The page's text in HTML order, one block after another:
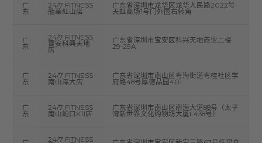
广
东
24/7 FITNESS
龍華紅山店
广东省深圳市龙华区龙华人民路2022号
天虹商场1号门外围右转角
广
东
24/7 FITNESS
寶安科興天地
店
广东省深圳市宝安区科兴天地商业二楼
29-29A
广
东
24/7 FITNESS
南山深大店
广东省深圳市南山区粤海街道粤桂社区学
府路48号厚德品园401
广
东
24/7 FITNESS
南山蛇口K11店
广东省深圳市南山区南海大道88号（太子
湾新世界文化购物坊大厦L438号）
24/7 FITNESS